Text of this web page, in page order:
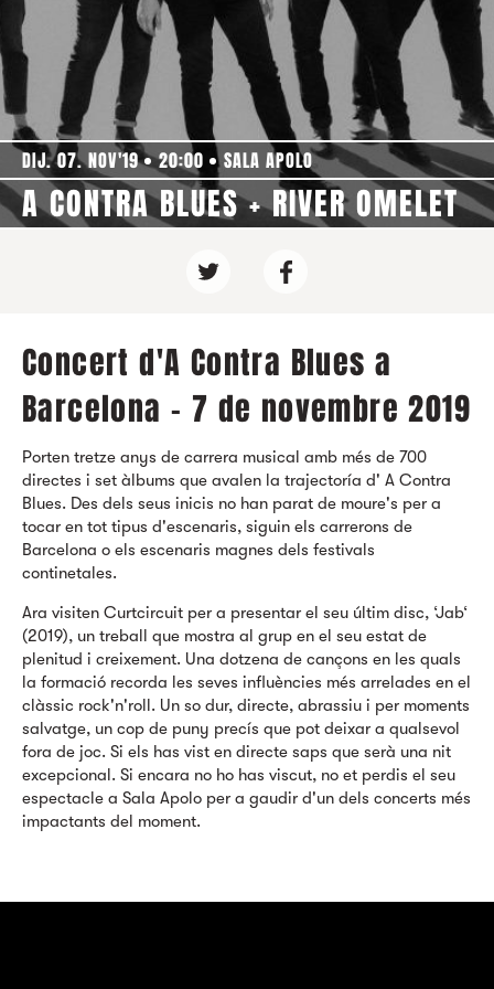
DIJ. 07. NOV'19 20:00 SALA APOLO
A CONTRA BLUES + RIVER OMELET
Concert d'A Contra Blues a
Barcelona - 7 de novembre 2019
Porten tretze anys de carrera musical amb més de 700
directes i set àlbums que avalen la trajectoría d' A Contra
Blues. Des dels seus inicis no han parat de moure's per a
tocar en tot tipus d'escenaris, siguin els carrerons de
Barcelona o els escenaris magnes dels festivals
continetales.
Ara visiten Curtcircuit per a presentar el seu últim disc, ‘Jab‘
(2019), un treball que mostra al grup en el seu estat de
plenitud i creixement. Una dotzena de cançons en les quals
la formació recorda les seves influències més arrelades en el
clàssic rock'n'roll. Un so dur, directe, abrassiu i per moments
salvatge, un cop de puny precís que pot deixar a qualsevol
fora de joc. Si els has vist en directe saps que serà una nit
excepcional. Si encara no ho has viscut, no et perdis el seu
espectacle a Sala Apolo per a gaudir d'un dels concerts més
impactants del moment.